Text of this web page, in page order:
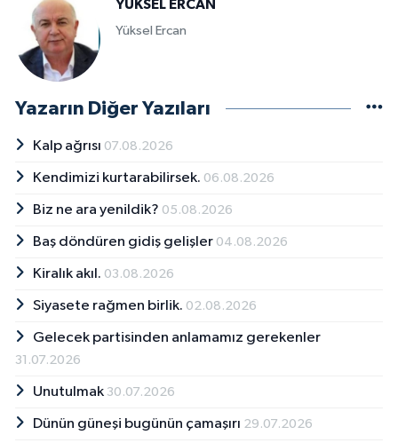
YÜKSEL ERCAN
Yüksel Ercan
Yazarın Diğer Yazıları
Kalp ağrısı 07.08.2026
Kendimizi kurtarabilirsek. 06.08.2026
Biz ne ara yenildik? 05.08.2026
Baş döndüren gidiş gelişler 04.08.2026
Kiralık akıl. 03.08.2026
Siyasete rağmen birlik. 02.08.2026
Gelecek partisinden anlamamız gerekenler
31.07.2026
Unutulmak 30.07.2026
Dünün güneşi bugünün çamaşırı 29.07.2026